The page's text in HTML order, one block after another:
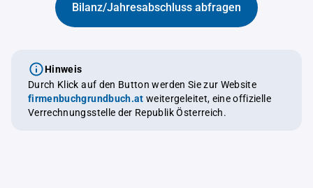
Bilanz/Jahresabschluss abfragen
Hinweis
Durch Klick auf den Button werden Sie zur Website
firmenbuchgrundbuch.at weitergeleitet, eine offizielle
Verrechnungsstelle der Republik Österreich.